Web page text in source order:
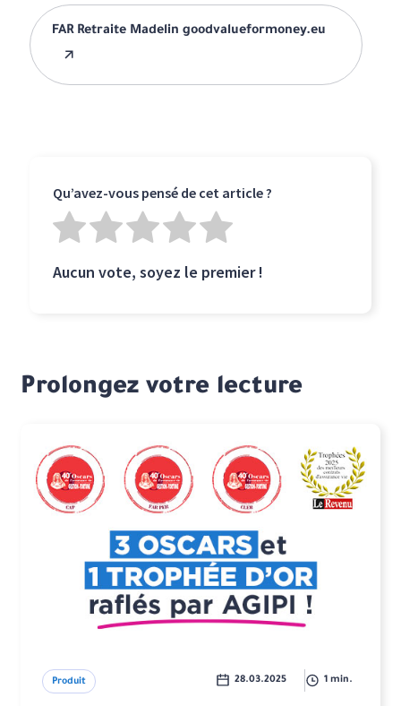
FAR Retraite Madelin goodvalueformoney.eu
Qu’avez-vous pensé de cet article ?
Aucun vote, soyez le premier !
Prolongez votre lecture
Produit 28.03.2025 1 min.